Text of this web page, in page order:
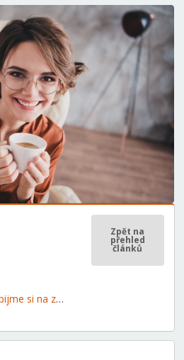
Zpět na
přehled
článků
Připijme si na zdraví